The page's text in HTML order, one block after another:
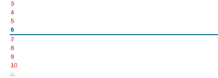
3
4
5
6
7
8
9
10
…